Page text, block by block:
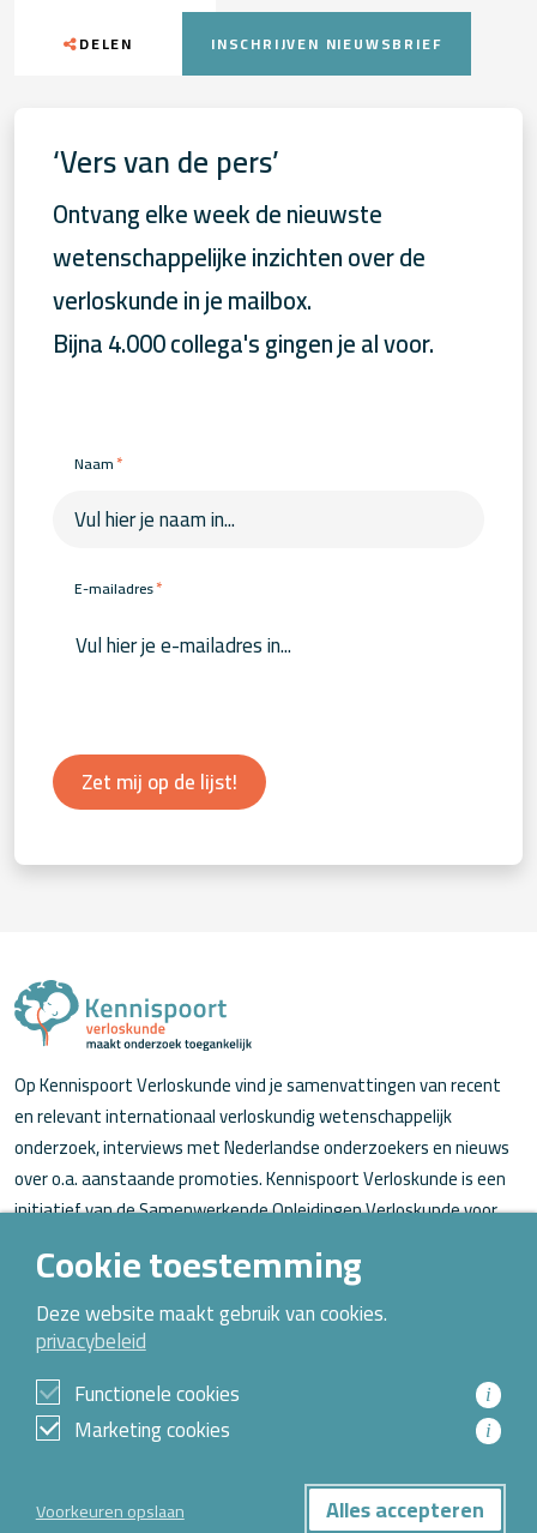
DELEN INSCHRIJVEN NIEUWSBRIEF
‘Vers van de pers’
Ontvang elke week de nieuwste
wetenschappelijke inzichten over de
verloskunde in je mailbox.
Bijna 4.000 collega's gingen je al voor.
Naam*
E-mailadres*
Zet mij op de lijst!
Op Kennispoort Verloskunde vind je samenvattingen van recent
en relevant internationaal verloskundig wetenschappelijk
onderzoek, interviews met Nederlandse onderzoekers en nieuws
over o.a. aanstaande promoties. Kennispoort Verloskunde is een
initiatief van de Samenwerkende Opleidingen Verloskunde voor
Over Kennispoort Verloskunde
Contact
Archief
Privacybeleid
Cookie toestemming
Deze website maakt gebruik van cookies.
privacybeleid
Functionele cookies
i
Marketing cookies i
Voorkeuren opslaan Alles accepteren